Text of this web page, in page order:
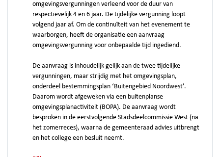
omgevingsvergunningen verleend voor de duur van
respectievelijk 4 en 6 jaar. De tijdelijke vergunning loopt
volgend jaar af. Om de continuïteit van het evenement te
waarborgen, heeft de organisatie een aanvraag
omgevingsvergunning voor onbepaalde tijd ingediend.
De aanvraag is inhoudelijk gelijk aan de twee tijdelijke
vergunningen, maar strijdig met het omgevingsplan,
onderdeel bestemmingsplan ‘Buitengebied Noordwest’.
Daarom wordt afgeweken via een buitenplanse
omgevingsplanactiviteit (BOPA). De aanvraag wordt
besproken in de eerstvolgende Stadsdeelcommissie West (na
het zomerreces), waarna de gemeenteraad advies uitbrengt
en het college een besluit neemt.